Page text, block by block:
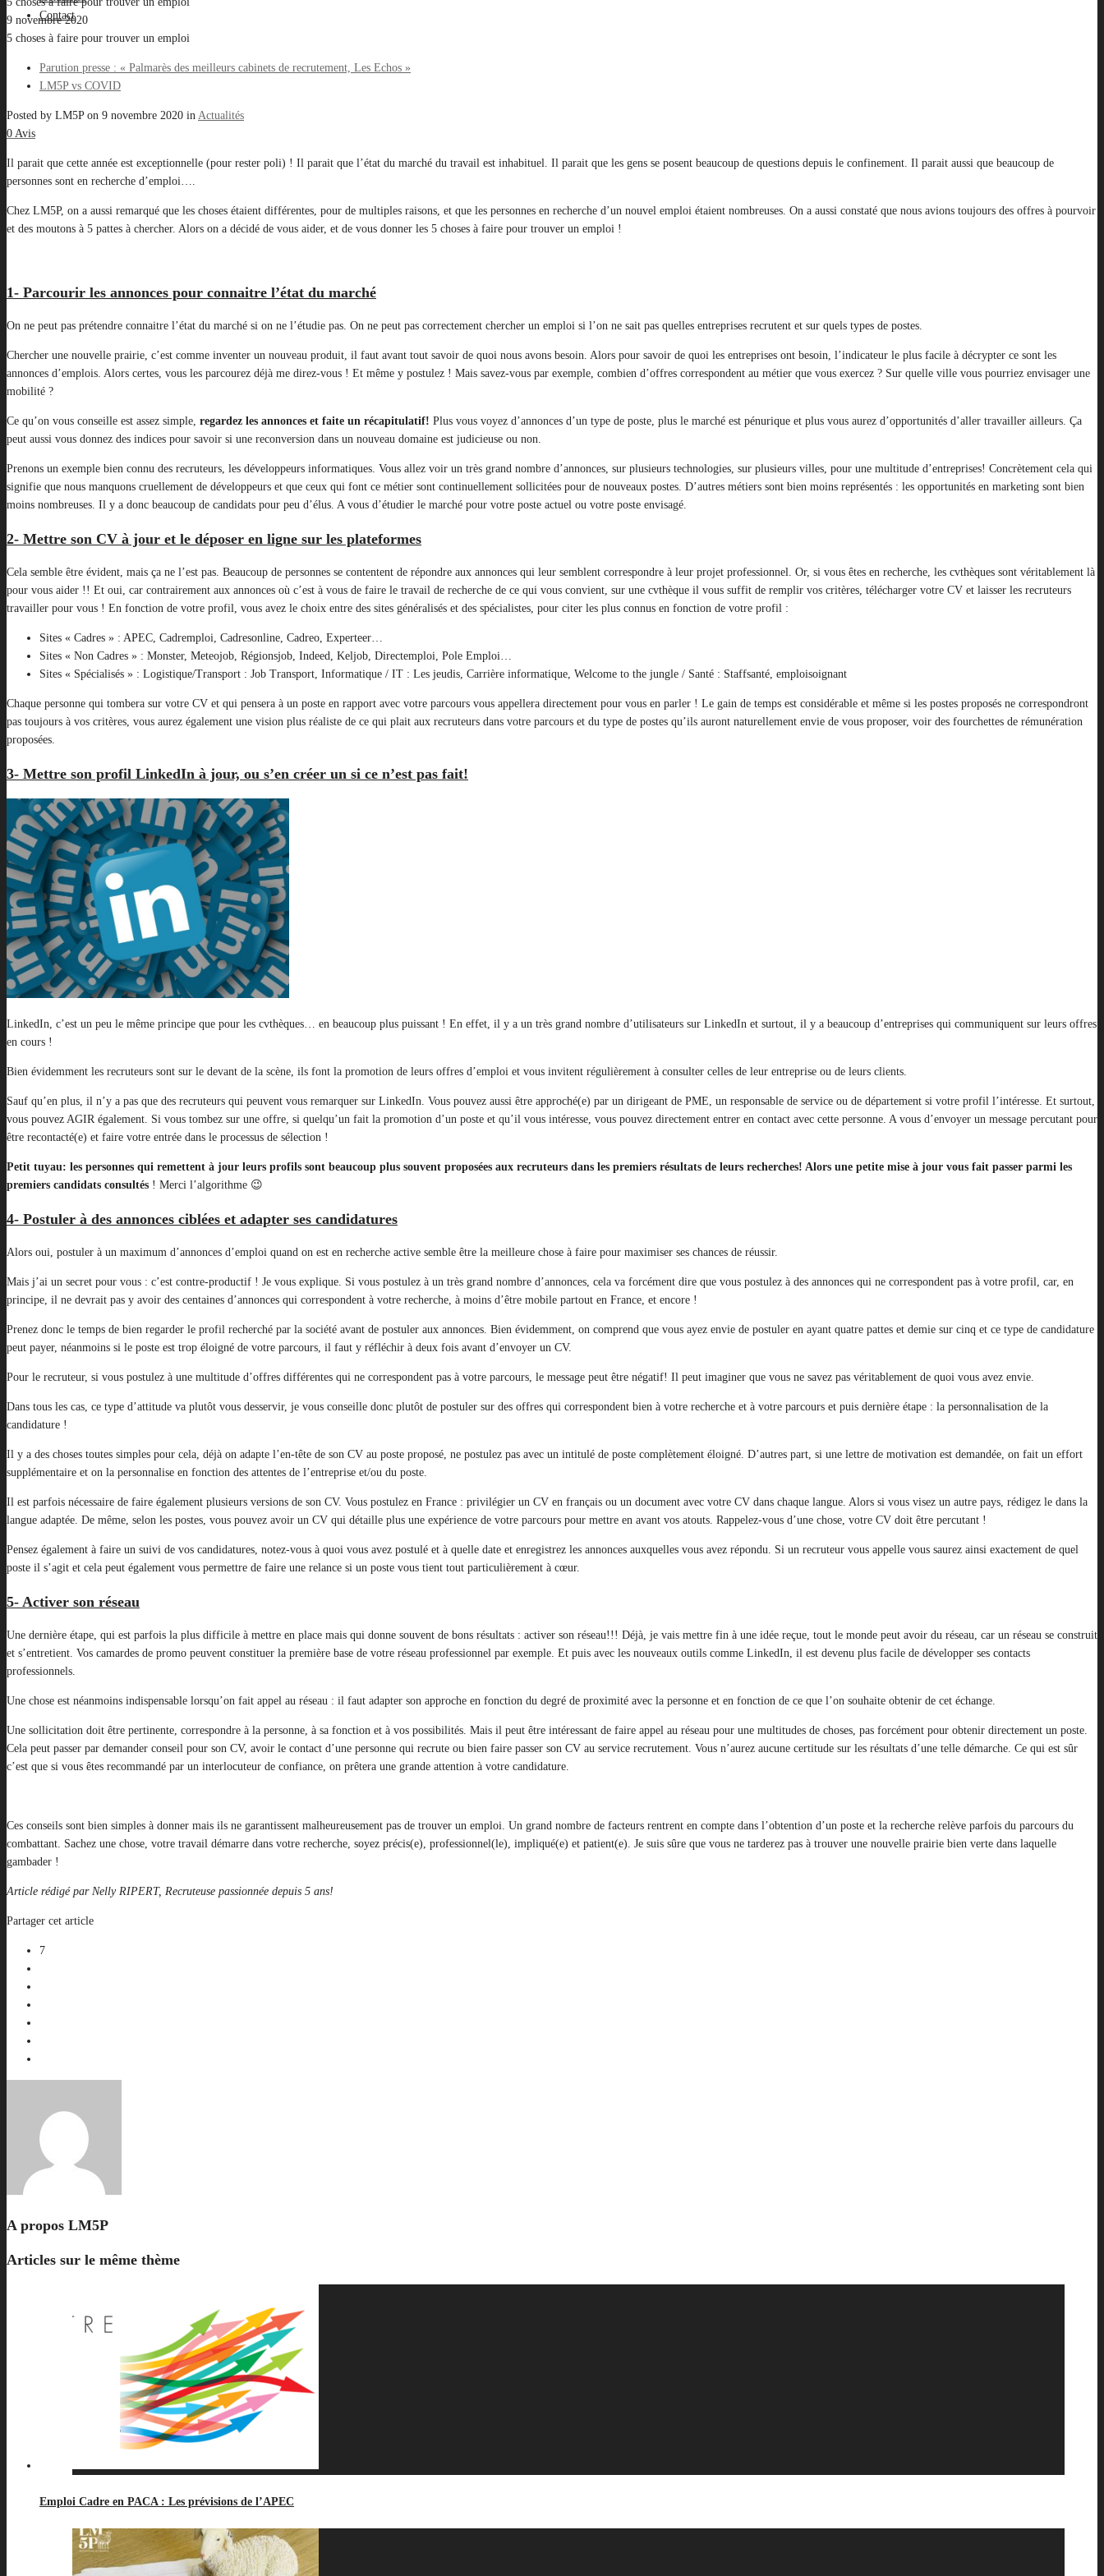
Contact
9 novembre 2020
5 choses à faire pour trouver un emploi
Parution presse : « Palmarès des meilleurs cabinets de recrutement, Les Echos »
LM5P vs COVID
Posted by LM5Pon 9 novembre 2020 in Actualités
0 Avis
Il parait que cette année est exceptionnelle (pour rester poli) ! Il parait que l’état du marché du travail est inhabituel. Il parait que les gens se posent beaucoup de questions depuis le confinement. Il parait aussi que beaucoup de
personnes sont en recherche d’emploi….
Chez LM5P, on a aussi remarqué que les choses étaient différentes, pour de multiples raisons, et que les personnes en recherche d’un nouvel emploi étaient nombreuses. On a aussi constaté que nous avions toujours des offres à pourvoir
et des moutons à 5 pattes à chercher. Alors on a décidé de vous aider, et de vous donner les 5 choses à faire pour trouver un emploi !
1- Parcourir les annonces pour connaitre l’état du marché
On ne peut pas prétendre connaitre l’état du marché si on ne l’étudie pas. On ne peut pas correctement chercher un emploi si l’on ne sait pas quelles entreprises recrutent et sur quels types de postes.
Chercher une nouvelle prairie, c’est comme inventer un nouveau produit, il faut avant tout savoir de quoi nous avons besoin. Alors pour savoir de quoi les entreprises ont besoin, l’indicateur le plus facile à décrypter ce sont les
annonces d’emplois. Alors certes, vous les parcourez déjà me direz-vous ! Et même y postulez ! Mais savez-vous par exemple, combien d’offres correspondent au métier que vous exercez ? Sur quelle ville vous pourriez envisager une
mobilité ?
Ce qu’on vous conseille est assez simple, regardez les annonces et faite un récapitulatif! Plus vous voyez d’annonces d’un type de poste, plus le marché est pénurique et plus vous aurez d’opportunités d’aller travailler ailleurs. Ça
peut aussi vous donnez des indices pour savoir si une reconversion dans un nouveau domaine est judicieuse ou non.
Prenons un exemple bien connu des recruteurs, les développeurs informatiques. Vous allez voir un très grand nombre d’annonces, sur plusieurs technologies, sur plusieurs villes, pour une multitude d’entreprises! Concrètement cela qui
signifie que nous manquons cruellement de développeurs et que ceux qui font ce métier sont continuellement sollicitées pour de nouveaux postes. D’autres métiers sont bien moins représentés : les opportunités en marketing sont bien
moins nombreuses. Il y a donc beaucoup de candidats pour peu d’élus. A vous d’étudier le marché pour votre poste actuel ou votre poste envisagé.
2- Mettre son CV à jour et le déposer en ligne sur les plateformes
Cela semble être évident, mais ça ne l’est pas. Beaucoup de personnes se contentent de répondre aux annonces qui leur semblent correspondre à leur projet professionnel. Or, si vous êtes en recherche, les cvthèques sont véritablement là
pour vous aider !! Et oui, car contrairement aux annonces où c’est à vous de faire le travail de recherche de ce qui vous convient, sur une cvthèque il vous suffit de remplir vos critères, télécharger votre CV et laisser les recruteurs
travailler pour vous ! En fonction de votre profil, vous avez le choix entre des sites généralisés et des spécialistes, pour citer les plus connus en fonction de votre profil :
Sites « Cadres » : APEC, Cadremploi, Cadresonline, Cadreo, Experteer…
Sites « Non Cadres » : Monster, Meteojob, Régionsjob, Indeed, Keljob, Directemploi, Pole Emploi…
Sites « Spécialisés » : Logistique/Transport : Job Transport, Informatique / IT : Les jeudis, Carrière informatique, Welcome to the jungle / Santé : Staffsanté, emploisoignant
Chaque personne qui tombera sur votre CV et qui pensera à un poste en rapport avec votre parcours vous appellera directement pour vous en parler ! Le gain de temps est considérable et même si les postes proposés ne correspondront
pas toujours à vos critères, vous aurez également une vision plus réaliste de ce qui plait aux recruteurs dans votre parcours et du type de postes qu’ils auront naturellement envie de vous proposer, voir des fourchettes de rémunération
proposées.
3- Mettre son profil LinkedIn à jour, ou s’en créer un si ce n’est pas fait!
LinkedIn, c’est un peu le même principe que pour les cvthèques… en beaucoup plus puissant ! En effet, il y a un très grand nombre d’utilisateurs sur LinkedIn et surtout, il y a beaucoup d’entreprises qui communiquent sur leurs offres
en cours !
Bien évidemment les recruteurs sont sur le devant de la scène, ils font la promotion de leurs offres d’emploi et vous invitent régulièrement à consulter celles de leur entreprise ou de leurs clients.
Sauf qu’en plus, il n’y a pas que des recruteurs qui peuvent vous remarquer sur LinkedIn. Vous pouvez aussi être approché(e) par un dirigeant de PME, un responsable de service ou de département si votre profil l’intéresse. Et surtout,
vous pouvez AGIR également. Si vous tombez sur une offre, si quelqu’un fait la promotion d’un poste et qu’il vous intéresse, vous pouvez directement entrer en contact avec cette personne. A vous d’envoyer un message percutant pour
être recontacté(e) et faire votre entrée dans le processus de sélection !
Petit tuyau: les personnes qui remettent à jour leurs profils sont beaucoup plus souvent proposées aux recruteurs dans les premiers résultats de leurs recherches! Alors une petite mise à jour vous fait passer parmi les
premiers candidats consultés ! Merci l’algorithme 😉
4- Postuler à des annonces ciblées et adapter ses candidatures
Alors oui, postuler à un maximum d’annonces d’emploi quand on est en recherche active semble être la meilleure chose à faire pour maximiser ses chances de réussir.
Mais j’ai un secret pour vous : c’est contre-productif ! Je vous explique. Si vous postulez à un très grand nombre d’annonces, cela va forcément dire que vous postulez à des annonces qui ne correspondent pas à votre profil, car, en
principe, il ne devrait pas y avoir des centaines d’annonces qui correspondent à votre recherche, à moins d’être mobile partout en France, et encore !
Prenez donc le temps de bien regarder le profil recherché par la société avant de postuler aux annonces. Bien évidemment, on comprend que vous ayez envie de postuler en ayant quatre pattes et demie sur cinq et ce type de candidature
peut payer, néanmoins si le poste est trop éloigné de votre parcours, il faut y réfléchir à deux fois avant d’envoyer un CV.
Pour le recruteur, si vous postulez à une multitude d’offres différentes qui ne correspondent pas à votre parcours, le message peut être négatif! Il peut imaginer que vous ne savez pas véritablement de quoi vous avez envie.
Dans tous les cas, ce type d’attitude va plutôt vous desservir, je vous conseille donc plutôt de postuler sur des offres qui correspondent bien à votre recherche et à votre parcours et puis dernière étape : la personnalisation de la
candidature !
Il y a des choses toutes simples pour cela, déjà on adapte l’en-tête de son CV au poste proposé, ne postulez pas avec un intitulé de poste complètement éloigné. D’autres part, si une lettre de motivation est demandée, on fait un effort
supplémentaire et on la personnalise en fonction des attentes de l’entreprise et/ou du poste.
Il est parfois nécessaire de faire également plusieurs versions de son CV. Vous postulez en France : privilégier un CV en français ou un document avec votre CV dans chaque langue. Alors si vous visez un autre pays, rédigez le dans la
langue adaptée. De même, selon les postes, vous pouvez avoir un CV qui détaille plus une expérience de votre parcours pour mettre en avant vos atouts. Rappelez-vous d’une chose, votre CV doit être percutant !
Pensez également à faire un suivi de vos candidatures, notez-vous à quoi vous avez postulé et à quelle date et enregistrez les annonces auxquelles vous avez répondu. Si un recruteur vous appelle vous saurez ainsi exactement de quel
poste il s’agit et cela peut également vous permettre de faire une relance si un poste vous tient tout particulièrement à cœur.
5- Activer son réseau
Une dernière étape, qui est parfois la plus difficile à mettre en place mais qui donne souvent de bons résultats : activer son réseau!!! Déjà, je vais mettre fin à une idée reçue, tout le monde peut avoir du réseau, car un réseau se construit
et s’entretient. Vos camardes de promo peuvent constituer la première base de votre réseau professionnel par exemple. Et puis avec les nouveaux outils comme LinkedIn, il est devenu plus facile de développer ses contacts
professionnels.
Une chose est néanmoins indispensable lorsqu’on fait appel au réseau : il faut adapter son approche en fonction du degré de proximité avec la personne et en fonction de ce que l’on souhaite obtenir de cet échange.
Une sollicitation doit être pertinente, correspondre à la personne, à sa fonction et à vos possibilités. Mais il peut être intéressant de faire appel au réseau pour une multitudes de choses, pas forcément pour obtenir directement un poste.
Cela peut passer par demander conseil pour son CV, avoir le contact d’une personne qui recrute ou bien faire passer son CV au service recrutement. Vous n’aurez aucune certitude sur les résultats d’une telle démarche. Ce qui est sûr
c’est que si vous êtes recommandé par un interlocuteur de confiance, on prêtera une grande attention à votre candidature.
Ces conseils sont bien simples à donner mais ils ne garantissent malheureusement pas de trouver un emploi. Un grand nombre de facteurs rentrent en compte dans l’obtention d’un poste et la recherche relève parfois du parcours du
combattant. Sachez une chose, votre travail démarre dans votre recherche, soyez précis(e), professionnel(le), impliqué(e) et patient(e). Je suis sûre que vous ne tarderez pas à trouver une nouvelle prairie bien verte dans laquelle
gambader !
Article rédigé par Nelly RIPERT, Recruteuse passionnée depuis 5 ans!
Partager cet article
7
A propos LM5P
Articles sur le même thème
Emploi Cadre en PACA : Les prévisions de l’APEC